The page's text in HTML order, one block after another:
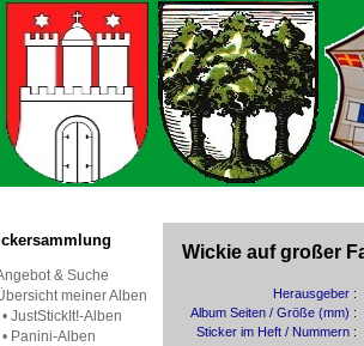
& Suche
meiner Alben
• JustStickIt!-Alben
• Panini-Alben
Wickie auf großer
Herausgeber :
Album Seiten / Größe (mm) :
Sticker im Heft / Nummern :